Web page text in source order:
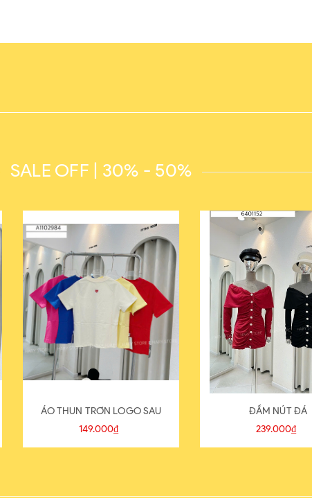
SALE OFF | 30% - 50%
ÁO THUN TRƠN LOGO SAU
149.000₫
ĐẦM NÚT ĐÁ
239.000₫